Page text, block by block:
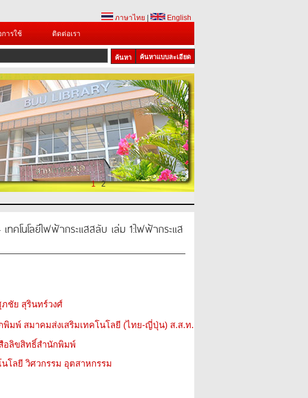
ภาษาไทย
English
ารใช้ ติดต่อเรา
ค้นหาแบบละเอียด
1 2
เทคโนโลยีไฟฟ้ากระแสสลับ เล่ม 1:ไฟฟ้ากระแส
ชัย สุรินทร์วงศ์
พิมพ์ สมาคมส่งเสริมเทคโนโลยี (ไทย-ญี่ปุ่น) ส.ส.ท.
อลิขสิทธิ์สำนักพิมพ์
นโลยี วิศวกรรม อุตสาหกรรม